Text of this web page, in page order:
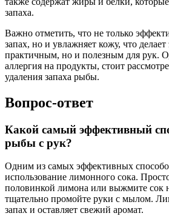
запаха.
Важно отметить, что не только
запах, но и увлажняет кожу, что делает
практичным, но и полезным для рук.
аллергия на продукты, стоит
удаления запаха рыбы.
Вопрос-ответ
Какой самый эффективный
рыбы с рук?
Одним из самых эффективных
использование лимонного сока.
половинкой лимона или выжмите сок
тщательно промойте руки с мылом.
запах и оставляет свежий аромат.